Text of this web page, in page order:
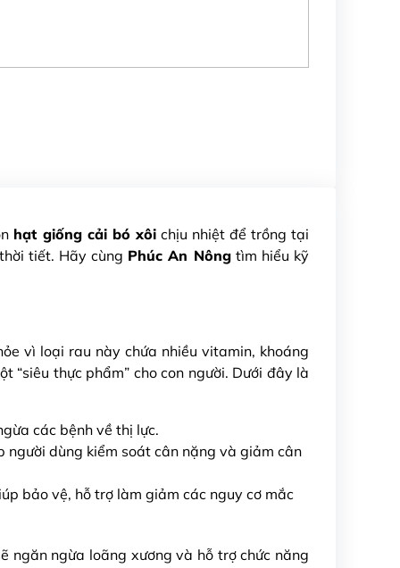
hạt giống cải bó xôichịu nhiệt để trồng tại
tiết. Hãy cùng Phúc An Nôngtìm hiểu kỹ
vì loại rau này chứa nhiều vitamin, khoáng
“siêu thực phẩm” cho con người. Dưới đây là
các bệnh về thị lực.
dùng kiểm soát cân nặng và giảm cân
bảo vệ, hỗ trợ làm giảm các nguy cơ mắc
ngăn ngừa loãng xương và hỗ trợ chức năng